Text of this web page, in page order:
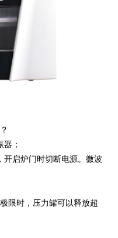
；
开启炉门时切断电源。微波
限时，压力罐可以释放超